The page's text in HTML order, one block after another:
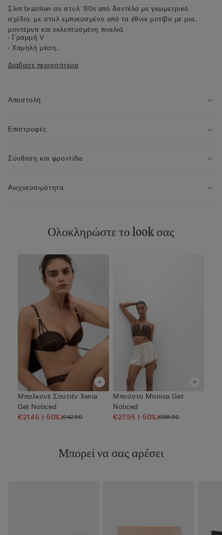
Σλιπ brazilian σε στυλ '80s από δαντέλα με γεωμετρικό
σχέδιο, με στυλ εμπνευσμένο από τα έθνικ μοτίβα με μια
μοντέρνα και εκλεπτυσμένη πινελιά.
• Γραμμή V
• Χαμηλή μέση
• Εφαρμοστή εφαρμογή
Διάβασε περισσότερα
Αποστολή
Επιστροφές
Σύνθεση και φροντίδα
Ανιχνευσιμότητα
Ολοκληρώστε το look σας
Μπαλκονέ Σουτιέν Ilenia
Get Noticed
€21.45 (-50%)€42.90
Μπούστο Monica Get
Noticed
€27.95 (-50%)€55.90
Μπορεί να σας αρέσει